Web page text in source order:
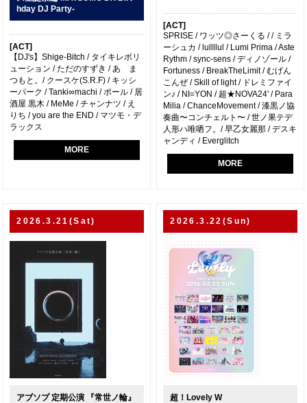
hday DJ Party-
[ACT]
【DJ's】Shige-Bitch / タイキレボリ
ューション / ただのすずき / あゝま
つもと。/ クースケ(S.R.F) / キッシ
ーパーク / Tanki∞machi / ポール / 居
酒屋 黒木 / MeMe / チャンナツ / え
りち / you are the END / マツモ・デ
ラックス
MORE
[ACT]
SPRISE / ワッツ◎さーくる / / ミラ
ーシュカ / lullllul / Lumi Prima / Aste
Rythm / sync-sens / ディノゾール /
Fortuness / BreakTheLimit / むげん
こんぜ / Skill of light / ドレミファイ
ン♪ / NI=YON / 超★NOVA24' / Para
Milia / ChanceMovement / 漆黒ノ協
奏曲〜コンチェルト〜 / 世ノ果テデ
人形ハ唯哂フ。/ 早乙女麗那 / デスキ
ャンディ / Everglitch
MORE
2026.3.21(Sat)
アブソプ 定期公演 『常世ノ輪』
2026.3.22(Sun)
超！Lovely W